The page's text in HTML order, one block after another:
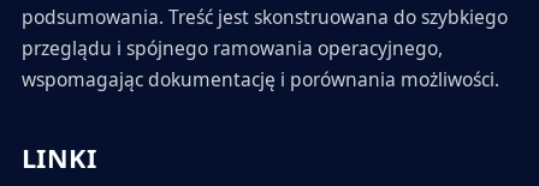
podsumowania. Treść jest skonstruowana do szybkiego
przeglądu i spójnego ramowania operacyjnego,
wspomagając dokumentację i porównania możliwości.
LINKI